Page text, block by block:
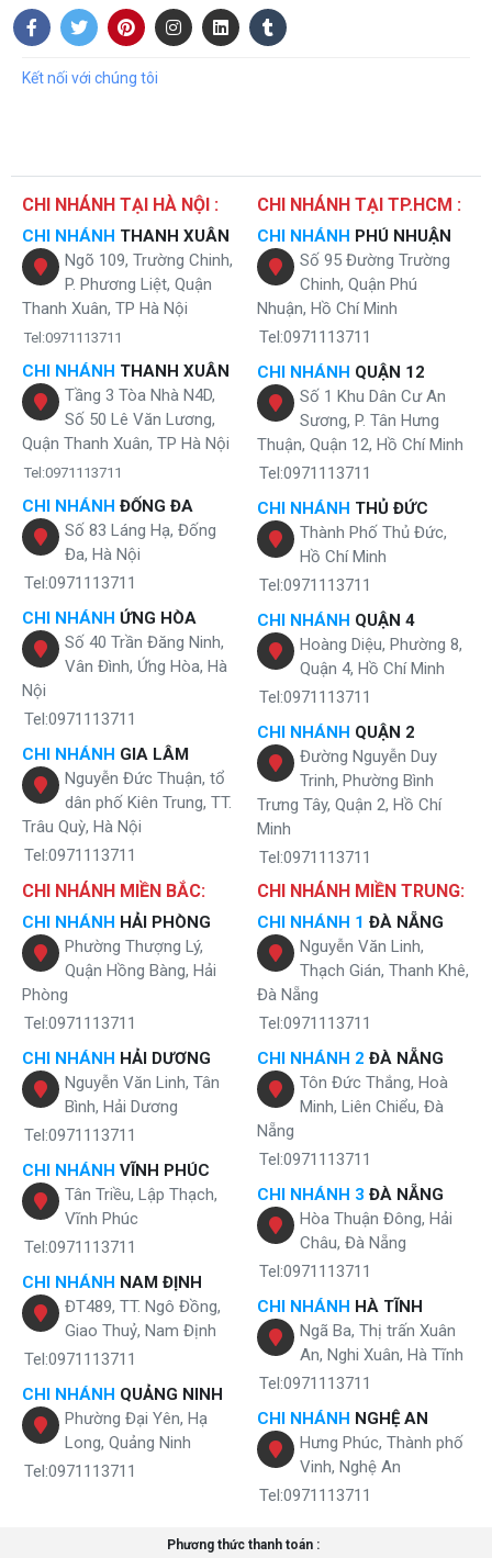
Kết nối với chúng tôi
CHI NHÁNH TẠI HÀ NỘI :
CHI NHÁNH THANH XUÂN
Ngõ 109, Trường Chinh,
P. Phương Liệt, Quận
Thanh Xuân, TP Hà Nội
Tel:0971113711
CHI NHÁNH THANH XUÂN
Tầng 3 Tòa Nhà N4D,
Số 50 Lê Văn Lương,
Quận Thanh Xuân, TP Hà Nội
Tel:0971113711
CHI NHÁNH ĐỐNG ĐA
Số 83 Láng Hạ, Đống
Đa, Hà Nội
Tel:0971113711
CHI NHÁNH ỨNG HÒA
Số 40 Trần Đăng Ninh,
Vân Đình, Ứng Hòa, Hà
Nội
Tel:0971113711
CHI NHÁNH GIA LÂM
Nguyễn Đức Thuận, tổ
dân phố Kiên Trung, TT.
Trâu Quỳ, Hà Nội
Tel:0971113711
CHI NHÁNH TẠI TP.HCM :
CHI NHÁNH PHÚ NHUẬN
Số 95 Đường Trường
Chinh, Quận Phú
Nhuận, Hồ Chí Minh
Tel:0971113711
CHI NHÁNH QUẬN 12
Số 1 Khu Dân Cư An
Sương, P. Tân Hưng
Thuận, Quận 12, Hồ Chí Minh
Tel:0971113711
CHI NHÁNH THỦ ĐỨC
Thành Phố Thủ Đức,
Hồ Chí Minh
Tel:0971113711
CHI NHÁNH QUẬN 4
Hoàng Diệu, Phường 8,
Quận 4, Hồ Chí Minh
Tel:0971113711
CHI NHÁNH QUẬN 2
Đường Nguyễn Duy
Trinh, Phường Bình
Trưng Tây, Quận 2, Hồ Chí
Minh
Tel:0971113711
CHI NHÁNH MIỀN BẮC:
CHI NHÁNH HẢI PHÒNG
Phường Thượng Lý,
Quận Hồng Bàng, Hải
Phòng
Tel:0971113711
CHI NHÁNH HẢI DƯƠNG
Nguyễn Văn Linh, Tân
Bình, Hải Dương
Tel:0971113711
CHI NHÁNH VĨNH PHÚC
Tân Triều, Lập Thạch,
Vĩnh Phúc
Tel:0971113711
CHI NHÁNH NAM ĐỊNH
ĐT489, TT. Ngô Đồng,
Giao Thuỷ, Nam Định
Tel:0971113711
CHI NHÁNH QUẢNG NINH
Phường Đại Yên, Hạ
Long, Quảng Ninh
Tel:0971113711
CHI NHÁNH MIỀN TRUNG:
CHI NHÁNH 1 ĐÀ NẴNG
Nguyễn Văn Linh,
Thạch Gián, Thanh Khê,
Đà Nẵng
Tel:0971113711
CHI NHÁNH 2 ĐÀ NẴNG
Tôn Đức Thắng, Hoà
Minh, Liên Chiểu, Đà
Nẵng
Tel:0971113711
CHI NHÁNH 3 ĐÀ NẴNG
Hòa Thuận Đông, Hải
Châu, Đà Nẵng
Tel:0971113711
CHI NHÁNH HÀ TĨNH
Ngã Ba, Thị trấn Xuân
An, Nghi Xuân, Hà Tĩnh
Tel:0971113711
CHI NHÁNH NGHỆ AN
Hưng Phúc, Thành phố
Vinh, Nghệ An
Tel:0971113711
Phương thức thanh toán :